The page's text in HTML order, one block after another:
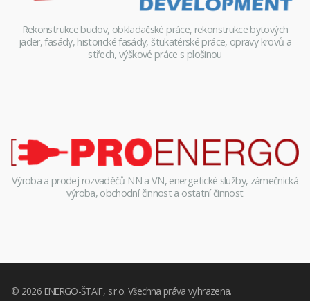
Rekonstrukce budov, obkladačské práce, rekonstrukce bytových
jader, fasády, historické fasády, štukatérské práce, opravy krovů a
střech, výškové práce s plošinou
Výroba a prodej rozvaděčů NN a VN, energetické služby, zámečnická
výroba, obchodní činnost a ostatní činnost
© 2026 ENERGO-ŠTAIF, s.r.o. Všechna práva vyhrazena.